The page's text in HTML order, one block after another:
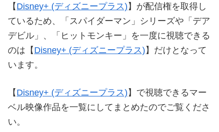
【 Disney+ (ディズニープラス) 】が配信権を取得し
ているため、「スパイダーマン」シリーズや「デア
デビル」、「ヒットモンキー」を一度に視聴できる
のは【 Disney+ (ディズニープラス) 】だけとなって
います。
【 Disney+ (ディズニープラス) 】で視聴できるマー
ベル映像作品を一覧にしてまとめたのでご覧くださ
い。